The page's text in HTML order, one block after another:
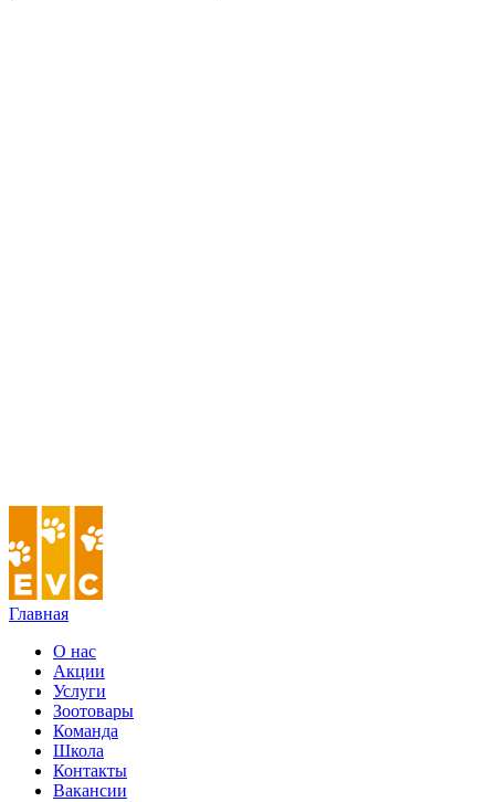
Главная
О нас
Акции
Услуги
Зоотовары
Команда
Школа
Контакты
Вакансии